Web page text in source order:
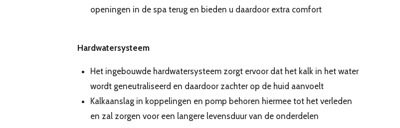
openingen in de spa terug en bieden u daardoor extra comfort
Hardwatersysteem
Het ingebouwde hardwatersysteem zorgt ervoor dat het kalk in het water
wordt geneutraliseerd en daardoor zachter op de huid aanvoelt
Kalkaanslag in koppelingen en pomp behoren hiermee tot het verleden
en zal zorgen voor een langere levensduur van de onderdelen